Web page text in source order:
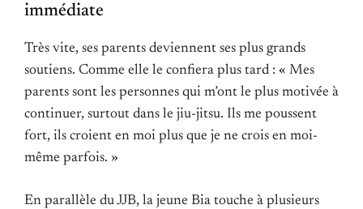
immédiate
Très vite, ses parents deviennent ses plus grands
soutiens. Comme elle le confiera plus tard : « Mes
parents sont les personnes qui m’ont le plus motivée à
continuer, surtout dans le jiu-jitsu. Ils me poussent
fort, ils croient en moi plus que je ne crois en moi-
même parfois. »
En parallèle du JJB, la jeune Bia touche à plusieurs